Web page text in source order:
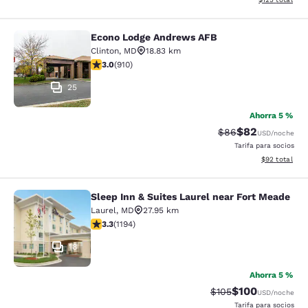
Econo Lodge Andrews AFB
25
Econo Lodge Andrews AFB
Clinton, MD
18.83 km
calificación de 2.97 estrellas. Feria. 910 reseñas
3.0(910)
Ahorra 5 %
Precio tachado:
$86Precio con
$82USD/noche
Tarifa para socios
Ver detalles
$92 total
Sleep Inn & Suites Laurel near Fort
18
Sleep Inn & Suites Laurel near Fort Meade
Laurel, MD
27.95 km
calificación de 3.25 estrellas. Bueno. 1194 reseñas
3.3(1194)
Ahorra 5 %
Precio tachado:
$105Precio con
$100USD/noche
Tarifa para socios